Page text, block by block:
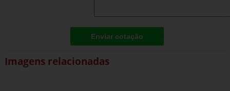
Enviar cotação
Imagens relacionadas